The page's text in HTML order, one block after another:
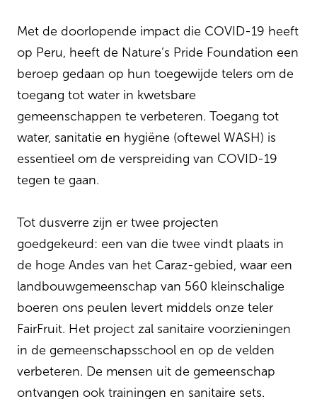
Met de doorlopende impact die COVID-19 heeft
op Peru, heeft de Nature’s Pride Foundation een
beroep gedaan op hun toegewijde telers om de
toegang tot water in kwetsbare
gemeenschappen te verbeteren. Toegang tot
water, sanitatie en hygiëne (oftewel WASH) is
essentieel om de verspreiding van COVID-19
tegen te gaan.
Tot dusverre zijn er twee projecten
goedgekeurd: een van die twee vindt plaats in
de hoge Andes van het Caraz-gebied, waar een
landbouwgemeenschap van 560 kleinschalige
boeren ons peulen levert middels onze teler
FairFruit. Het project zal sanitaire voorzieningen
in de gemeenschapsschool en op de velden
verbeteren. De mensen uit de gemeenschap
ontvangen ook trainingen en sanitaire sets.